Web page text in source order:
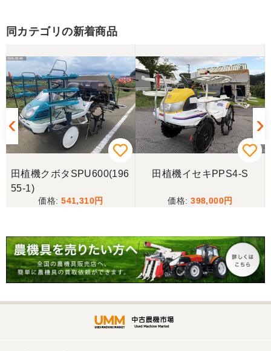
スタッフの鈴木さんが親切で機械に詳しく 丁寧にご
対応頂きました。 ありがとう！ 少し距離はあります
が、今後も農機具を買う際はのうき屋さんを利用し
ようと思います。
三重県／miraisann
写真と現物が違いすぎる
こちらの、対応も、よく、大変、満足、です。
三重県／谷本勝美
こちらの、対応、も、よくして、くれました。
対応も、よくしてくれました、有難うございまし
同カテゴリの新着商品
田植機クボタSPU600(196
55-1)
541,310
田植機イセキPPS4-S
398,000